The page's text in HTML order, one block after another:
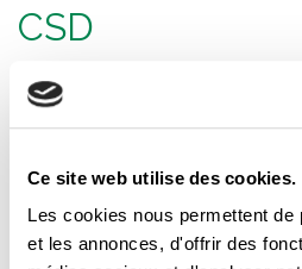
Ce site web utilise des cookies.
Les cookies nous permettent de
et les annonces, d'offrir des
CSD
Grâce à la CSD, les
syndiquer.Après une décennie
les tribunaux reconnaissent
regrouper pour négocier